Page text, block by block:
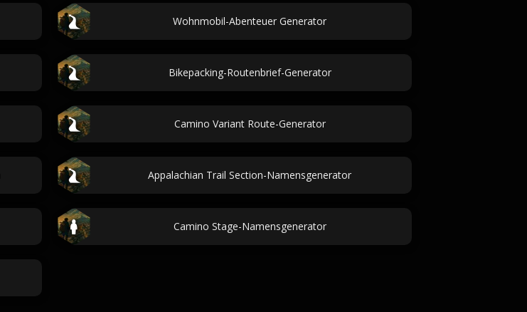
Wohnmobil-Abenteuer Generator
Bikepacking-Routenbrief-Generator
Camino Variant Route-Generator
Appalachian Trail Section-Namensgenerator
Camino Stage-Namensgenerator